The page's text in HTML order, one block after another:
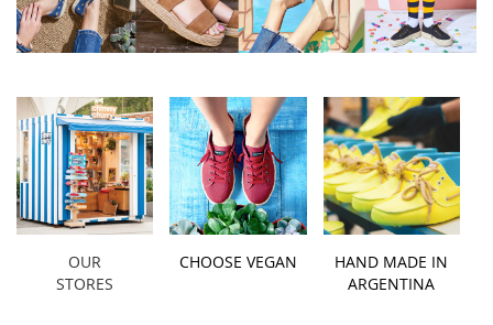
OUR
STORES
CHOOSE VEGAN
HAND MADE IN
ARGENTINA